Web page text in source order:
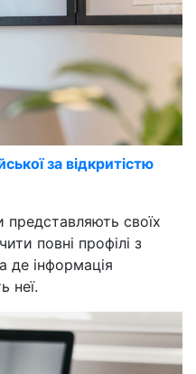
за відкритістю
представляють своїх
повні профілі з
де інформація
неї.